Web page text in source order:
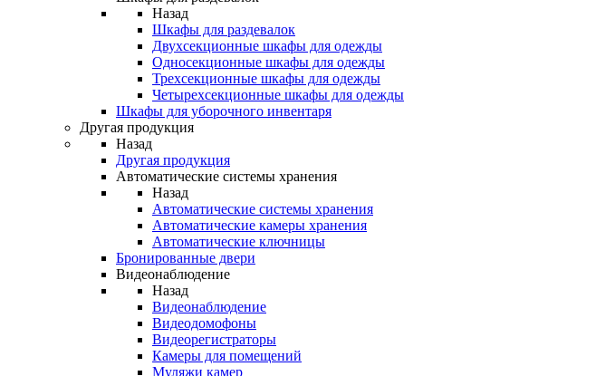
Назад
Шкафы для раздевалок
Двухсекционные шкафы для одежды
Односекционные шкафы для одежды
Трехсекционные шкафы для одежды
Четырехсекционные шкафы для одежды
Шкафы для уборочного инвентаря
Другая продукция
Назад
Другая продукция
Автоматические системы хранения
Назад
Автоматические системы хранения
Автоматические камеры хранения
Автоматические ключницы
Бронированные двери
Видеонаблюдение
Назад
Видеонаблюдение
Видеодомофоны
Видеорегистраторы
Камеры для помещений
Муляжи камер